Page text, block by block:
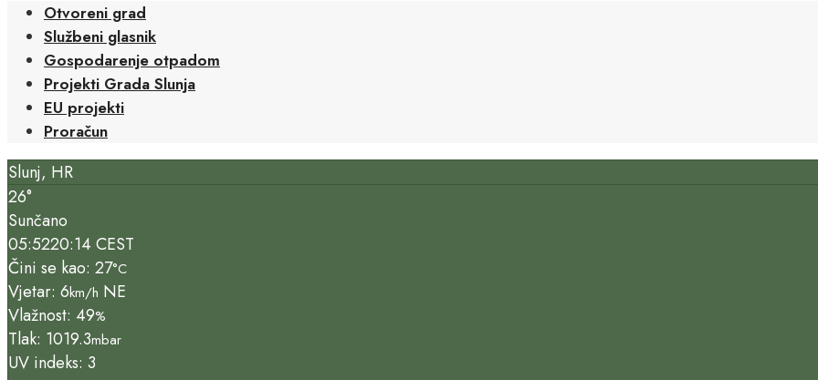
Otvoreni grad
Službeni glasnik
Gospodarenje otpadom
Projekti Grada Slunja
EU projekti
Proračun
Slunj, HR
26°
Sunčano
05:5220:14 CEST
Čini se kao: 27°C
Vjetar: 6km/h NE
Vlažnost: 49%
Tlak: 1019.3mbar
UV indeks: 3